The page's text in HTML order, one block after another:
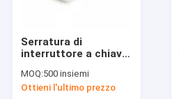
Serratura di
interruttore a chiave
sicurezza piccola per
la lampada della fase
MOQ:500 insiemi
Ottieni l'ultimo prezzo